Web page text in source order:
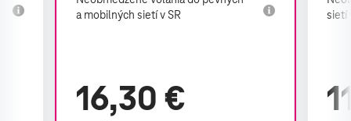
a mobilných sietí v SR
16,30 €
sietí